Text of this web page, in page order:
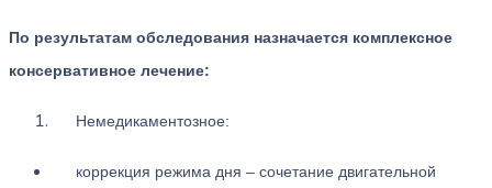
По результатам обследования назначается комплексное
консервативное лечение:
Немедикаментозное:
коррекция режима дня – сочетание двигательной